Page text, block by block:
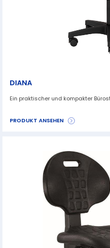
DIANA
Ein praktischer und kompakter
PRODUKT ANSEHEN